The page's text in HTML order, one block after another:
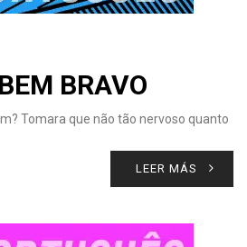
BRAVO
Tomara que não tão nervoso quanto
LEER MÁS